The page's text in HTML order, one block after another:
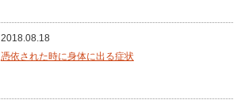
2018.08.18
憑依された時に身体に出る症状